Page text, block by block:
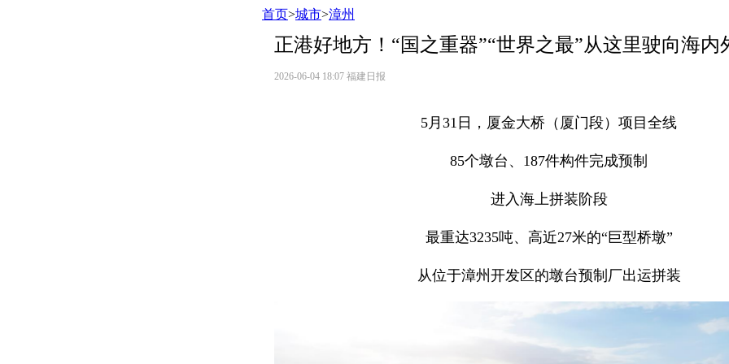
首页>城市>漳州
正港好地方！“国之重器”“世界之最”从这里驶向海内
2026-06-04 18:07 福建日报
5月31日，厦金大桥（厦门段）项目全线
85个墩台、187件构件完成预制
进入海上拼装阶段
最重达3235吨、高近27米的“巨型桥墩”
从位于漳州开发区的墩台预制厂出运拼装